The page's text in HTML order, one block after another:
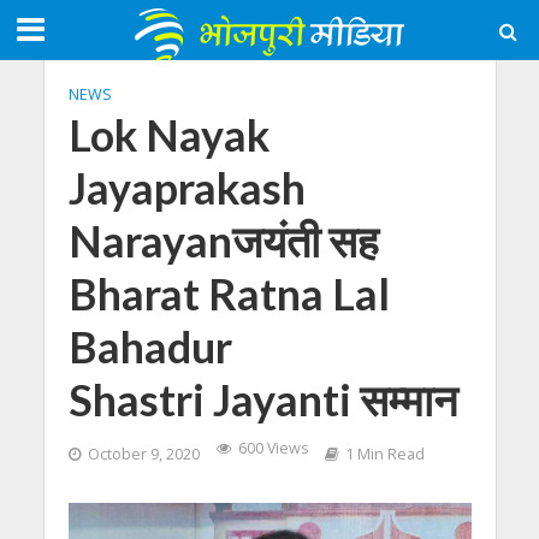
NEWS
Lok Nayak
Jayaprakash
Narayanजयंती सह
Bharat Ratna Lal
Bahadur
Shastri Jayanti सम्मान
October 9, 2020 600 Views 1 Min Read